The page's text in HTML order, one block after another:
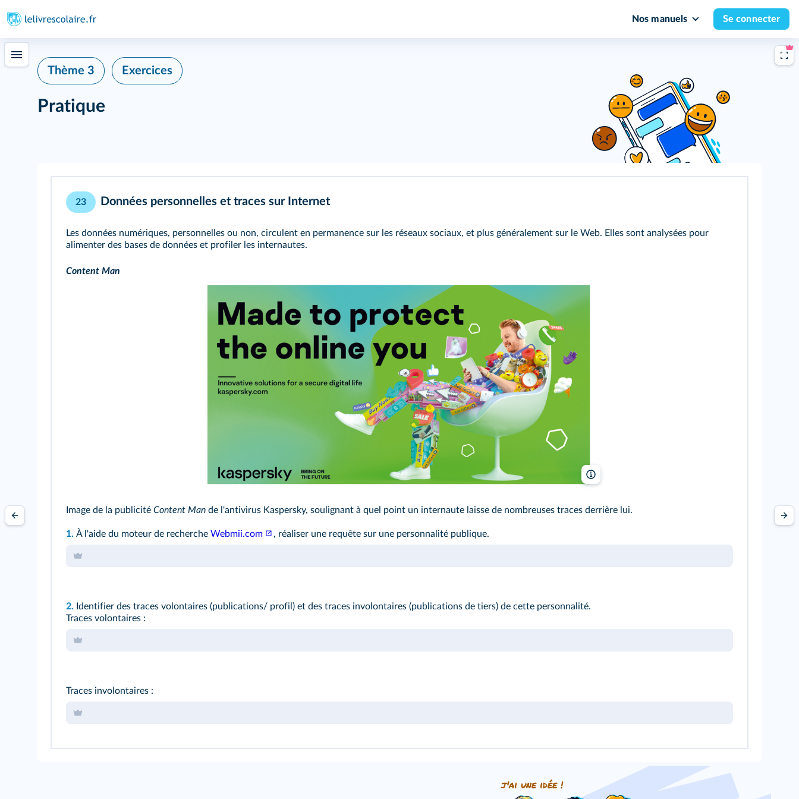
Nos manuels Se connecter
Thème 3 Exercices
Pratique
23 Données personnelles et traces sur Internet
Les données numériques, personnelles ou non, circulent en permanence sur les réseaux sociaux, et plus généralement sur le Web. Elles sont analysées pour
alimenter des bases de données et profiler les internautes.
Content Man
Image de la publicité Content Man de l'antivirus Kaspersky, soulignant à quel point un internaute laisse de nombreuses traces derrière lui.
1. À l'aide du moteur de recherche Webmii.com , réaliser une requête sur une personnalité publique.
2. Identifier des traces volontaires (publications/ profil) et des traces involontaires (publications de tiers) de cette personnalité.
Traces volontaires :
Traces involontaires :
j'ai une idée !